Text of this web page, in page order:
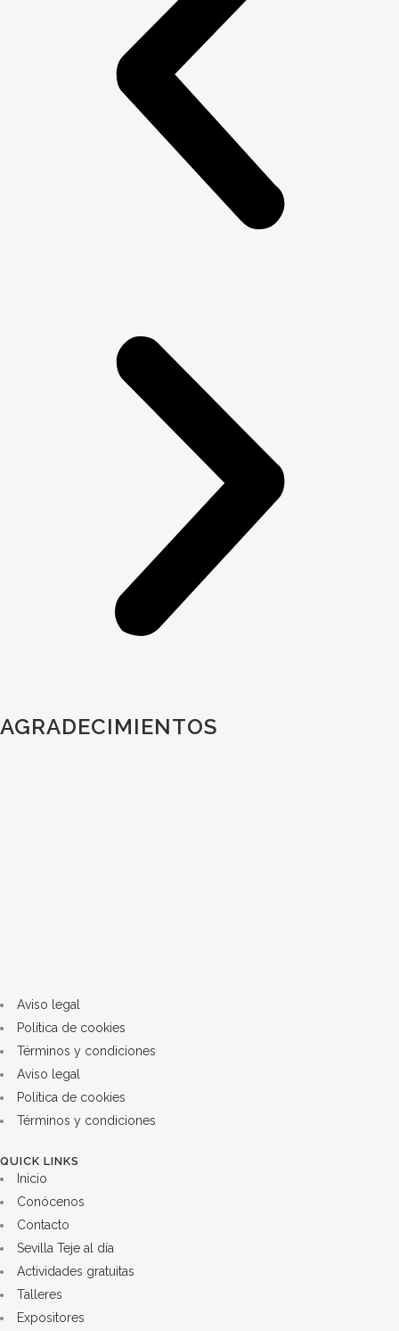
AGRADECIMIENTOS
Aviso legal
Política de cookies
Términos y condiciones
Aviso legal
Política de cookies
Términos y condiciones
QUICK LINKS
Inicio
Conócenos
Contacto
Sevilla Teje al día
Actividades gratuitas
Talleres
Expositores